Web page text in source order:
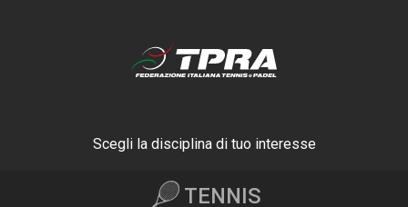
Scegli la disciplina di tuo interesse
TENNIS